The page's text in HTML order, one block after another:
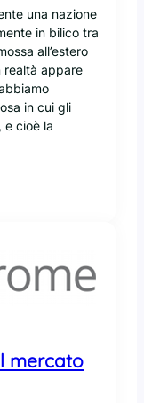
una nazione
in bilico tra
all’estero
realtà appare
in cui gli
e cioè la
mercato